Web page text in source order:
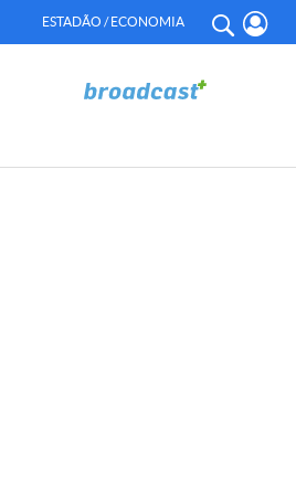
ESTADÃO / ECONOMIA